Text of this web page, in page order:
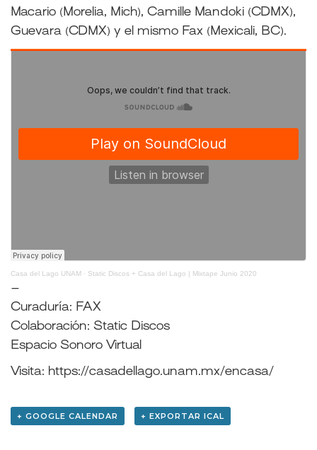
Macario (Morelia, Mich), Camille Mandoki (CDMX),
Guevara (CDMX) y el mismo Fax (Mexicali, BC).
Casa del Lago UNAM · Static Discos + Casa del Lago | Mixtape Junio 2020
–
Curaduría: FAX
Colaboración: Static Discos
Espacio Sonoro Virtual
Visita: https://casadellago.unam.mx/encasa/
+ GOOGLE CALENDAR + EXPORTAR ICAL